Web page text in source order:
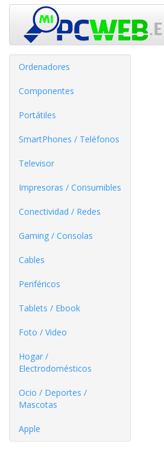
Ordenadores
Componentes
Portátiles
SmartPhones / Teléfonos
Televisor
Impresoras / Consumibles
Conectividad / Redes
Gaming / Consolas
Cables
Periféricos
Tablets / Ebook
Foto / Video
Hogar /
Electrodomésticos
Ocio / Deportes /
Mascotas
Apple